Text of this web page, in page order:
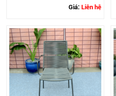
Giá:Liên hệ